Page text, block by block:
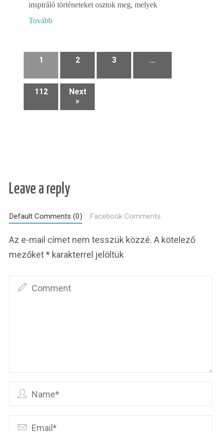
inspiráló történeteket osztok meg, melyek
Tovább
1 2 3 …
112
Next
»
Leave a reply
Default Comments (0) Facebook Comments
Az e-mail címet nem tesszük közzé. A kötelező
mezőket* karakterrel jelöltük